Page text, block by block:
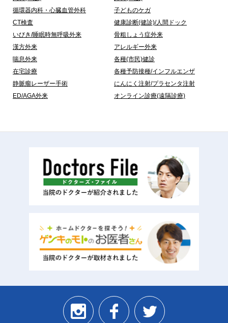
循環器内科・心臓血管外科
子どものケガ
CT検査
健康診断(健診)/人間ドック
いびき/睡眠時無呼吸外来
骨粗しょう症外来
漢方外来
アレルギー外来
喘息外来
各種(市民)健診
在宅診療
各種予防接種/インフルエンザ
静脈瘤レーザー手術
にんにく注射/プラセンタ注射
ED/AGA外来
オンライン診療(遠隔診療)